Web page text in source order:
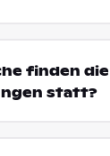
finden die
statt?